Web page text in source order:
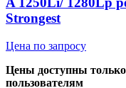
Strongest
Цена по запросу
Цены доступны
пользователям